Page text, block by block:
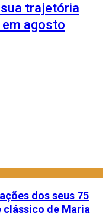
trajetória
agosto
dos seus 75
clássico de Maria